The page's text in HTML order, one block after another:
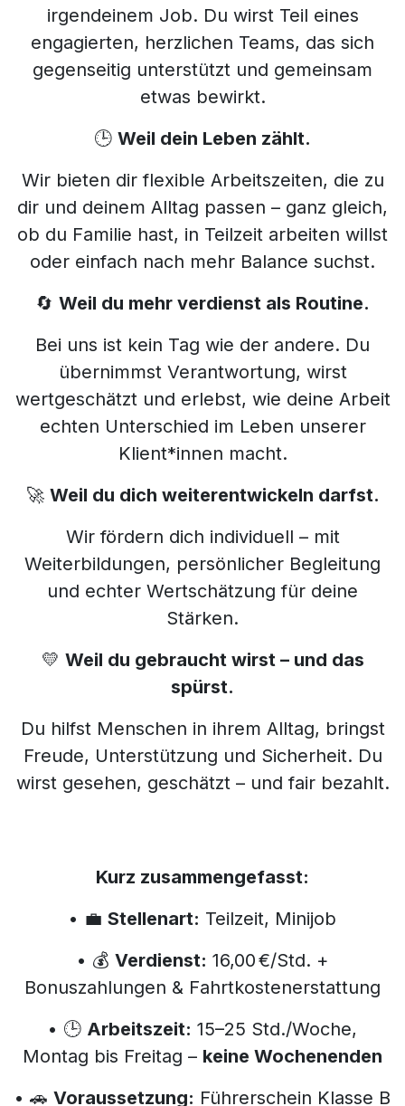
irgendeinem Job. Du wirst Teil eines
engagierten, herzlichen Teams, das sich
gegenseitig unterstützt und gemeinsam
etwas bewirkt.
🕒 Weil dein Leben zählt.
Wir bieten dir flexible Arbeitszeiten, die zu
dir und deinem Alltag passen – ganz gleich,
ob du Familie hast, in Teilzeit arbeiten willst
oder einfach nach mehr Balance suchst.
🔄 Weil du mehr verdienst als Routine.
Bei uns ist kein Tag wie der andere. Du
übernimmst Verantwortung, wirst
wertgeschätzt und erlebst, wie deine Arbeit
echten Unterschied im Leben unserer
Klient*innen macht.
🚀 Weil du dich weiterentwickeln darfst.
Wir fördern dich individuell – mit
Weiterbildungen, persönlicher Begleitung
und echter Wertschätzung für deine
Stärken.
💛 Weil du gebraucht wirst – und das
spürst.
Du hilfst Menschen in ihrem Alltag, bringst
Freude, Unterstützung und Sicherheit. Du
wirst gesehen, geschätzt – und fair bezahlt.
Kurz zusammengefasst:
• 💼 Stellenart: Teilzeit, Minijob
• 💰 Verdienst: 16,00 €/Std. +
Bonuszahlungen & Fahrtkostenerstattung
• 🕒 Arbeitszeit: 15–25 Std./Woche,
Montag bis Freitag – keine Wochenenden
• 🚗 Voraussetzung: Führerschein Klasse B